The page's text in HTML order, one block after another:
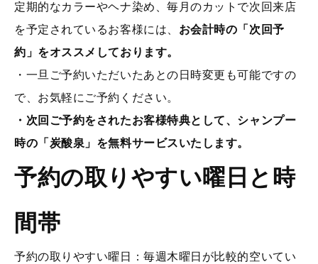
定期的なカラーやヘナ染め、毎月のカットで次回来店
を予定されているお客様には、 お会計時の「次回予
約」をオススメしております。
・一旦ご予約いただいたあとの日時変更も可能ですの
で、お気軽にご予約ください。
・次回ご予約をされたお客様特典として、シャンプー
時の「炭酸泉」を無料サービスいたします。
予約の取りやすい曜日と時
間帯
予約の取りやすい曜日：毎週木曜日が比較的空いてい